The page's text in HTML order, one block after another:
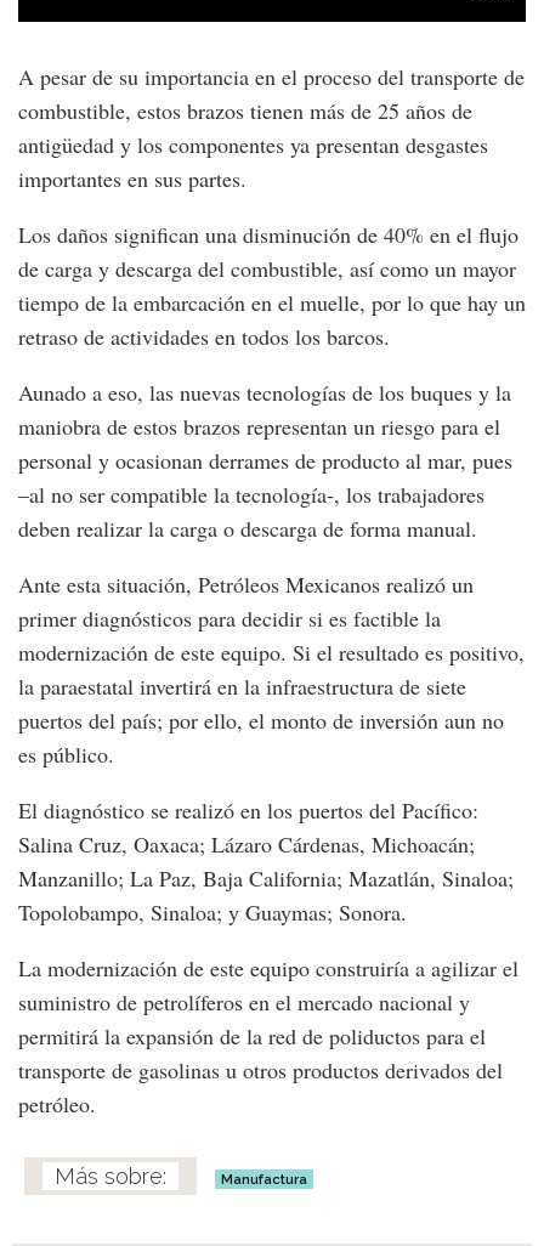
A pesar de su importancia en el proceso del transporte de
combustible, estos brazos tienen más de 25 años de
antigüedad y los componentes ya presentan desgastes
importantes en sus partes.
Los daños significan una disminución de 40% en el flujo
de carga y descarga del combustible, así como un mayor
tiempo de la embarcación en el muelle, por lo que hay un
retraso de actividades en todos los barcos.
Aunado a eso, las nuevas tecnologías de los buques y la
maniobra de estos brazos representan un riesgo para el
personal y ocasionan derrames de producto al mar, pues
–al no ser compatible la tecnología-, los trabajadores
deben realizar la carga o descarga de forma manual.
Ante esta situación, Petróleos Mexicanos realizó un
primer diagnósticos para decidir si es factible la
modernización de este equipo. Si el resultado es positivo,
la paraestatal invertirá en la infraestructura de siete
puertos del país; por ello, el monto de inversión aun no
es público.
El diagnóstico se realizó en los puertos del Pacífico:
Salina Cruz, Oaxaca; Lázaro Cárdenas, Michoacán;
Manzanillo; La Paz, Baja California; Mazatlán, Sinaloa;
Topolobampo, Sinaloa; y Guaymas; Sonora.
La modernización de este equipo construiría a agilizar el
suministro de petrolíferos en el mercado nacional y
permitirá la expansión de la red de poliductos para el
transporte de gasolinas u otros productos derivados del
petróleo.
Manufactura